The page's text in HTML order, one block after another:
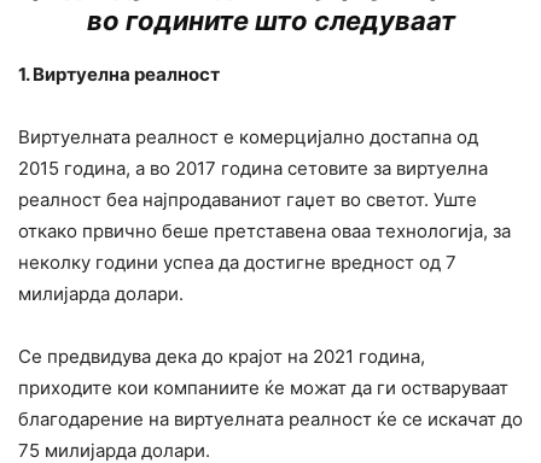
во годините што следуваат
1. Виртуелна реалност
Виртуелната реалност е комерцијално достапна од
2015 година, а во 2017 година сетовите за виртуелна
реалност беа најпродаваниот гаџет во светот. Уште
откако првично беше претставена оваа технологија, за
неколку години успеа да достигне вредност од 7
милијарда долари.
Се предвидува дека до крајот на 2021 година,
приходите кои компаниите ќе можат да ги остваруваат
благодарение на виртуелната реалност ќе се искачат до
75 милијарда долари.